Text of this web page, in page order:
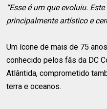
“Esse é um que evoluiu.
principalmente artístico e
Um ícone de mais de 75
conhecido pelos fãs da DC
Atlântida, comprometido
terra e oceanos.